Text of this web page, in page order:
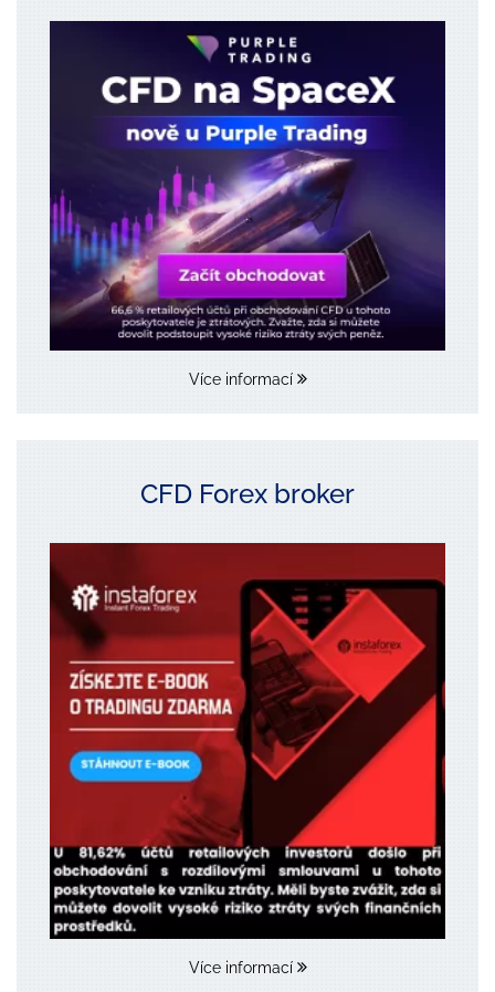
Více informací
CFD Forex broker
Více informací